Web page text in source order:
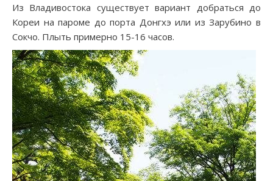
Из Владивостока существует вариант добраться до
Кореи на пароме до порта Донгхэ или из Зарубино в
Сокчо. Плыть примерно 15-16 часов.